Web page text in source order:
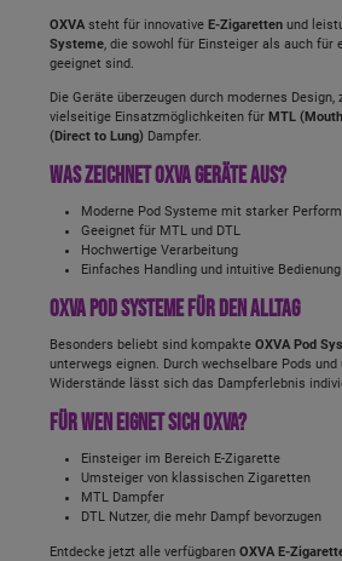
OXVA steht für innovative E-Zigaretten und
Systeme , die sowohl für Einsteiger als auch für
geeignet sind.
Die Geräte überzeugen durch modernes Design,
vielseitige Einsatzmöglichkeiten für MTL
(Direct to Lung) Dampfer.
Was zeichnet OXVA Geräte aus?
Moderne Pod Systeme mit starker
Geeignet für MTL und DTL
Hochwertige Verarbeitung
Einfaches Handling und intuitive Bedienung
OXVA Pod Systeme für den Alltag
Besonders beliebt sind kompakte OXVA Pod
unterwegs eignen. Durch wechselbare Pods
Widerstände lässt sich das Dampferlebnis
Für wen eignet sich OXVA?
Einsteiger im Bereich E-Zigarette
Umsteiger von klassischen Zigaretten
MTL Dampfer
DTL Nutzer, die mehr Dampf bevorzugen
Entdecke jetzt alle verfügbaren OXVA E-